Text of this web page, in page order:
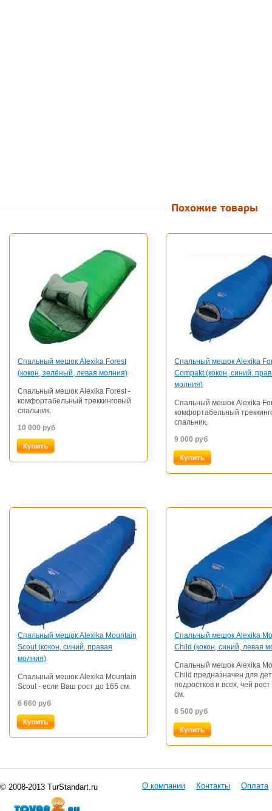
Похожие товары
Спальный мешок Alexika Forest
(кокон, зелёный, левая молния)
Спальный мешок Alexika Forest -
комфортабельный треккинговый
спальник.
10 000 руб
Спальный мешок Alexika
Compakt (кокон, синий,
молния)
Спальный мешок Alexika
комфортабельный
спальник.
9 000 руб
Спальный мешок Alexika Mountain
Scout (кокон, синий, правая
молния)
Спальный мешок Alexika Mountain
Scout - если Ваш рост до 165 см.
6 660 руб
Спальный мешок Alexika
Child (кокон, синий, левая
Спальный мешок Alexika
Child предназначен для
подростков и всех, чей
см.
6 500 руб
© 2008-2013 TurStandart.ru О компании Контакты Оплата